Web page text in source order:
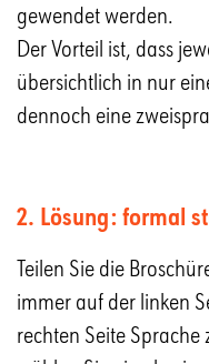
gewendet werden.
Der Vorteil ist, dass
übersichtlich in nur
dennoch eine
2. Lösung: formal
Teilen Sie die
immer auf der linken
rechten Seite